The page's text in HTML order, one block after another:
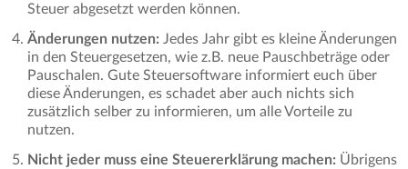
Steuer abgesetzt werden können.
Änderungen nutzen: Jedes Jahr gibt es kleine Änderungen
in den Steuergesetzen, wie z.B. neue Pauschbeträge oder
Pauschalen. Gute Steuersoftware informiert euch über
diese Änderungen, es schadet aber auch nichts sich
zusätzlich selber zu informieren, um alle Vorteile zu
nutzen.
Nicht jeder muss eine Steuererklärung machen: Übrigens